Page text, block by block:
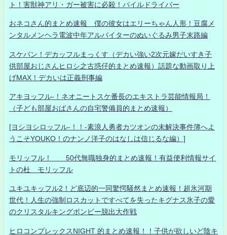
ト！害獣神アリ・ガー被害に必殺！パイルドライバー
おネコさん的まとめ速報 僕の彼女はエリーちゃん人形！豆腐メ
ンタルメンヘラ電波中年アルバイターのぬいぐるみ男子末路編
スケバン！デカッフルまっくす（デカい強い2次元嫁だいすき子
供部屋おじさんヒロシ之古惑仔的まとめ速報）話題な動画取り上
げMAX！デカいは正義刑事編
アキヨッフル-！ネオニートスケ番長のエキストラ芸能情報局！
（子ども部屋おばさんの自宅警備員的まとめ速報）
[ヨシヨシロッフル-！！-素浪人勇者カツオンの未解決事件簿へよ
うこそYOUKO！のナンノ洋子のはなしは信じるな編）]
モリッフル！ 50代無職独身的まとめ速報！有益便利情報サイ
トの杜 モリッフル
ユキユキッフル2！ど底辺的一同驚愕騒然まとめ速報！超氷河期
世代！人生の強制ロスカットですべてを失ったキグナス氷子の愛
のクリスタルキングボンビー脱出大作戦
ヒロコンプレックスNIGHT 的まとめ速報！！子供が欲しいど陰キ